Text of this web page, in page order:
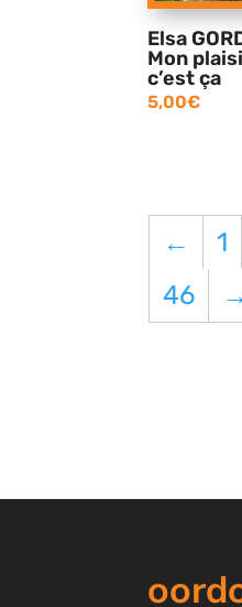
Elsa
Mon
c’est ça
5,00€
← 1
46
→